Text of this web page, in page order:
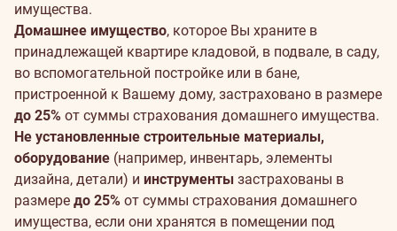
имущества.
Домашнее имущество, которое Вы храните в
принадлежащей квартире кладовой, в подвале, в саду,
во вспомогательной постройке или в бане,
пристроенной к Вашему дому, застраховано в размере
до 25% от суммы страхования домашнего имущества.
Не установленные строительные материалы,
оборудование (например, инвентарь, элементы
дизайна, детали) и инструменты застрахованы в
размере до 25% от суммы страхования домашнего
имущества, если они хранятся в помещении под